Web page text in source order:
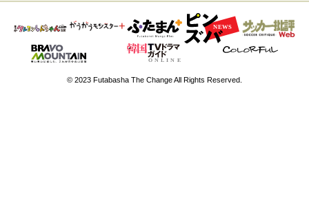
© 2023 Futabasha The Change All Rights Reserved.